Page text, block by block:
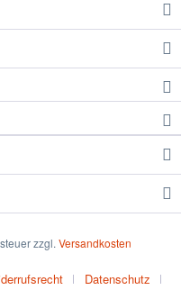
zzgl. Versandkosten
Datenschutz